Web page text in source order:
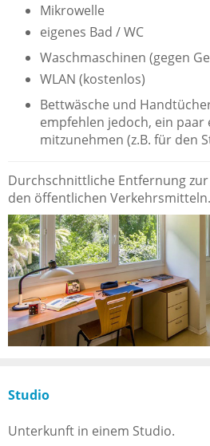
Mikrowelle
eigenes Bad / WC
Waschmaschinen (gegen
WLAN (kostenlos)
Bettwäsche und
empfehlen jedoch, ein
mitzunehmen (z.B. für den
Durchschnittliche Entfernung
den öffentlichen Verkehrsmitteln.
Studio
Unterkunft in einem Studio.